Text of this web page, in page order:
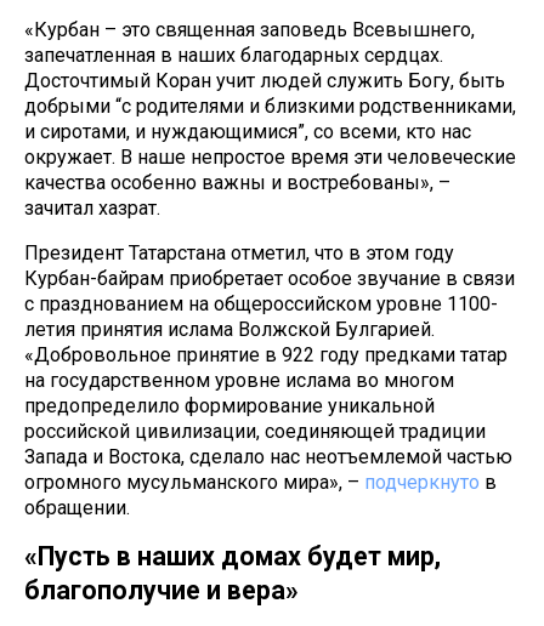
«Курбан – это священная заповедь Всевышнего,
запечатленная в наших благодарных сердцах.
Досточтимый Коран учит людей служить Богу, быть
добрыми “с родителями и близкими родственниками,
и сиротами, и нуждающимися”, со всеми, кто нас
окружает. В наше непростое время эти человеческие
качества особенно важны и востребованы», –
зачитал хазрат.
Президент Татарстана отметил, что в этом году
Курбан-байрам приобретает особое звучание в связи
с празднованием на общероссийском уровне 1100-
летия принятия ислама Волжской Булгарией.
«Добровольное принятие в 922 году предками татар
на государственном уровне ислама во многом
предопределило формирование уникальной
российской цивилизации, соединяющей традиции
Запада и Востока, сделало нас неотъемлемой частью
огромного мусульманского мира», – подчеркнуто в
обращении.
«Пусть в наших домах будет мир,
благополучие и вера»